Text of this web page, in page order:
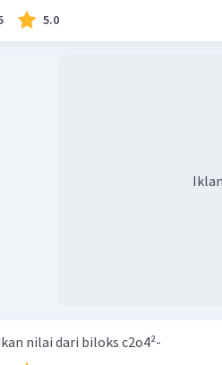
5.0
Iklan
nilai dari biloks c2o4²-